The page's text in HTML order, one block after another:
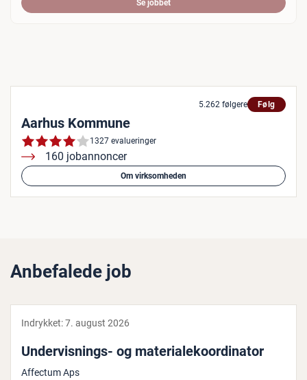
Se jobbet
5.262 følgere Følg
Aarhus Kommune
1327 evalueringer
160 jobannoncer
Om virksomheden
Anbefalede job
Indrykket:7. august 2026
Un­der­vis­nings- og ma­te­ri­a­le­ko­or­di­na­tor
Affectum Aps